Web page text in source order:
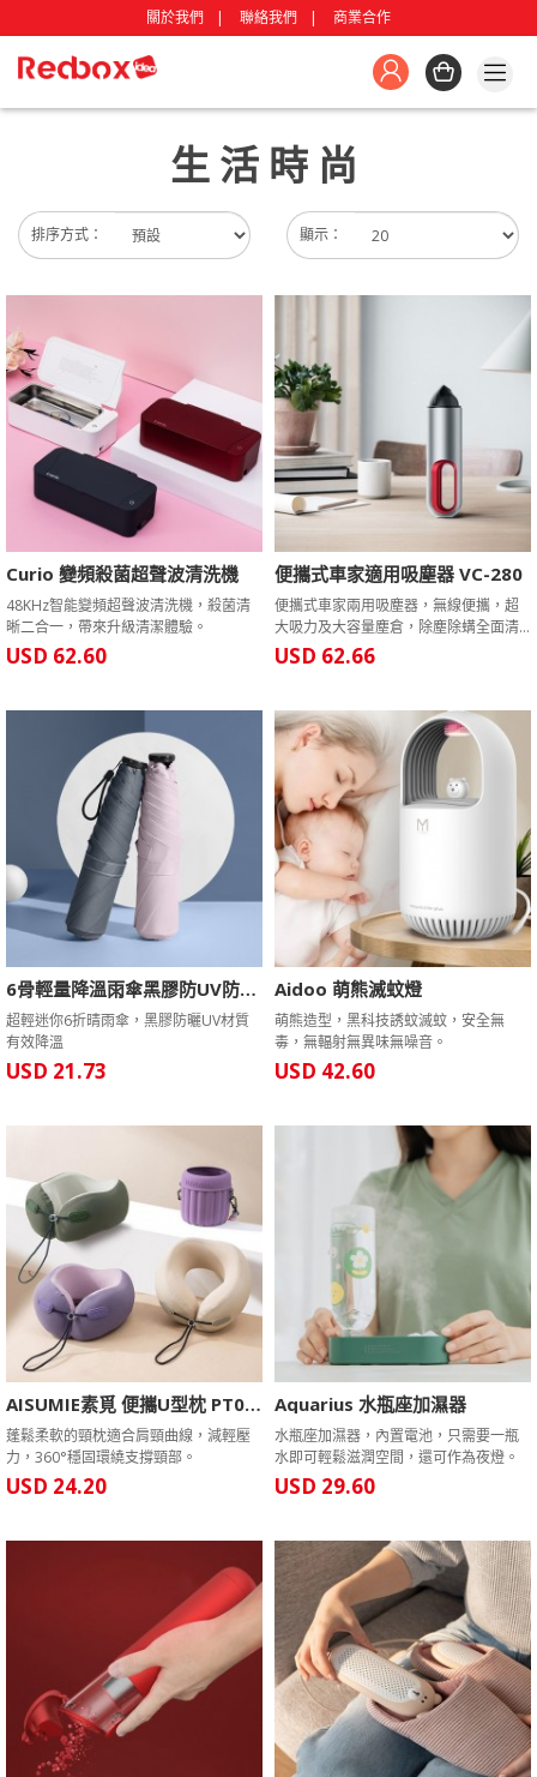
關於我們 聯絡我們 商業合作
生活時尚
排序方式： 顯示：
Curio 變頻殺菌超聲波清洗機
48KHz智能變頻超聲波清洗機，殺菌清
晰二合一，帶來升級清潔體驗。
USD 62.60
便攜式車家適用吸塵器 VC-280
便攜式車家兩用吸塵器，無線便攜，超
大吸力及大容量塵倉，除塵除螨全面清
潔。
USD 62.66
6骨輕量降溫雨傘黑膠防UV防曬傘 魔術貼款
超輕迷你6折晴雨傘，黑膠防曬UV材質
有效降溫
USD 21.73
Aidoo 萌熊滅蚊燈
萌熊造型，黑科技誘蚊滅蚊，安全無
毒，無輻射無異味無噪音。
USD 42.60
AISUMIE素覓 便攜U型枕 PT059
蓬鬆柔軟的頸枕適合肩頸曲線，減輕壓
力，360°穩固環繞支撐頸部。
USD 24.20
Aquarius 水瓶座加濕器
水瓶座加濕器，內置電池，只需要一瓶
水即可輕鬆滋潤空間，還可作為夜燈。
USD 29.60